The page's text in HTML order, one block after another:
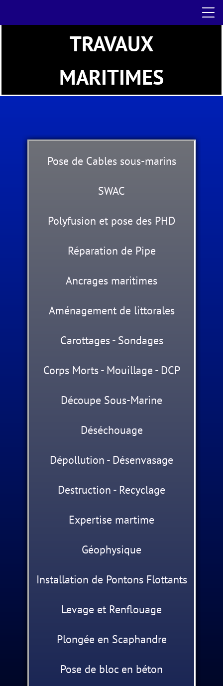
Pose de Cables sous-marins
SWAC
Polyfusion et pose des PHD
Réparation de Pipe
Ancrages maritimes
Aménagement de littorales
Carottages - Sondages
Corps Morts - Mouillage - DCP
Découpe Sous-Marine
Déséchouage
Dépollution - Désenvasage
Destruction - Recyclage
Expertise martime
Géophysique
Installation de Pontons Flottants
Levage et Renflouage
Plongée en Scaphandre
Pose de bloc en béton
TRAVAUX
MARITIMES